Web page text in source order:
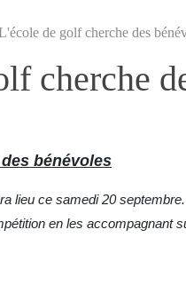
de golf cherche des
cherche
bénévoles
lieu ce samedi 20
en les accompagnant